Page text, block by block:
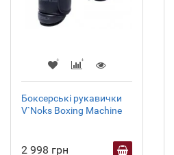
Боксерські рукавички
V`Noks Boxing Machine
2 998 грн